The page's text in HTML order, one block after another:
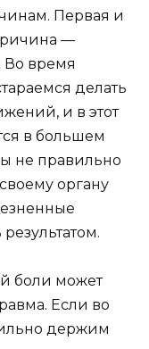
Первая и
—
Во время
делать
и в этот
в большем
не правильно
органу
боли может
Если во
держим